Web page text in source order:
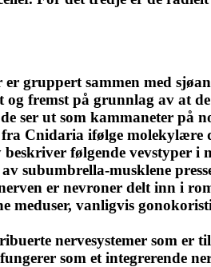
er gruppert sammen med
fremst på grunnlag av at
de ser ut som kammaneter
Cnidaria ifølge molekylære
følgende vevstyper i
subumbrella-musklene
er nevroner delt inn i
meduser, vanligvis
nervesystemer som er
som et integrerende